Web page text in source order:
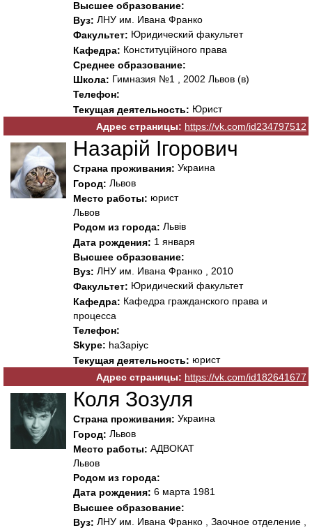
Высшее образование:
Вуз: ЛНУ им. Ивана Франко
Факультет: Юридический факультет
Кафедра: Конституційного права
Среднее образование:
Школа: Гимназия №1 , 2002 Львов (в)
Телефон:
Текущая деятельность: Юрист
Адрес страницы: https://vk.com/id234797512
Назарій Ігорович
Страна проживания: Украина
Город: Львов
Место работы: юрист
Львов
Родом из города: Львів
Дата рождения: 1 января
Высшее образование:
Вуз: ЛНУ им. Ивана Франко , 2010
Факультет: Юридический факультет
Кафедра: Кафедра гражданского права и
процесса
Телефон:
Skype: ha3apiyc
Текущая деятельность: юрист
Адрес страницы: https://vk.com/id182641677
Коля Зозуля
Страна проживания: Украина
Город: Львов
Место работы: АДВОКАТ
Львов
Родом из города:
Дата рождения: 6 марта 1981
Высшее образование:
Вуз: ЛНУ им. Ивана Франко , Заочное отделение ,